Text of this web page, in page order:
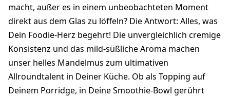
macht, außer es in einem unbeobachteten Moment
direkt aus dem Glas zu löffeln? Die Antwort: Alles, was
Dein Foodie-Herz begehrt! Die unvergleichlich cremige
Konsistenz und das mild-süßliche Aroma machen
unser helles Mandelmus zum ultimativen
Allroundtalent in Deiner Küche. Ob als Topping auf
Deinem Porridge, in Deine Smoothie-Bowl gerührt